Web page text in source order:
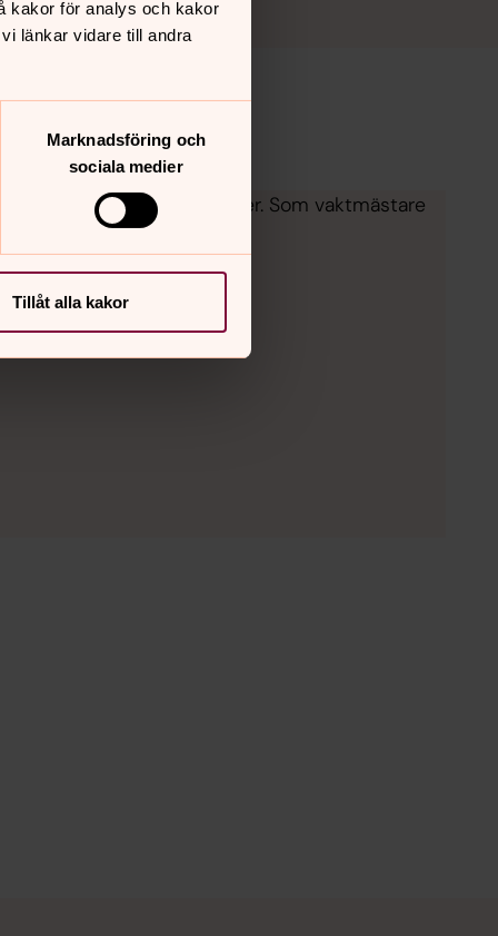
kakor för analys och kakor
länkar vidare till andra
Marknadsföring och
sociala medier
Tillåt alla kakor
i livets stora stunder. Som vaktmästare